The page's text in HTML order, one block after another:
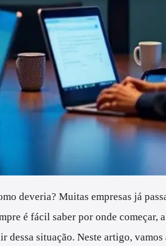
deveria? Muitas empresas já
é fácil saber por onde começar,
situação. Neste artigo,